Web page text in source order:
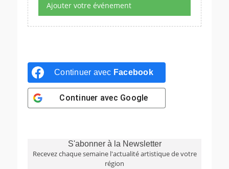
Ajouter votre événement
Continuer avec Facebook
Continuer avec Google
S'abonner à la Newsletter
Recevez chaque semaine l'actualité artistique de votre
région